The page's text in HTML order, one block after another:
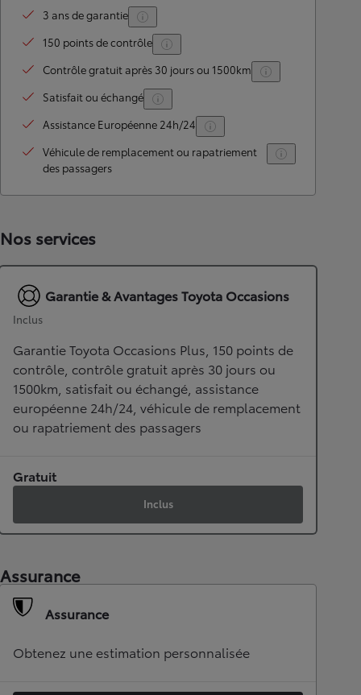
3 ans de garantie
150 points de contrôle
Contrôle gratuit après 30 jours ou 1500km
Satisfait ou échangé
Assistance Européenne 24h/24
Véhicule de remplacement ou rapatriement
des passagers
Nos services
Garantie & Avantages Toyota Occasions
Inclus
Garantie Toyota Occasions Plus, 150 points de
contrôle, contrôle gratuit après 30 jours ou
1500km, satisfait ou échangé, assistance
européenne 24h/24, véhicule de remplacement
ou rapatriement des passagers
Gratuit
Inclus
Assurance
Assurance
Obtenez une estimation personnalisée